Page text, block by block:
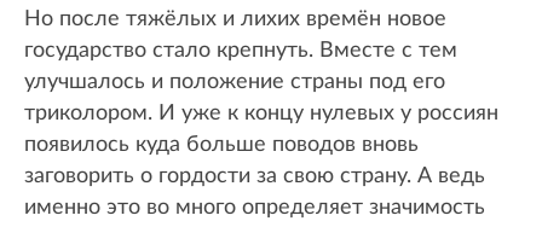
Но после тяжёлых и лихих времён новое
государство стало крепнуть. Вместе с тем
улучшалось и положение страны под его
триколором. И уже к концу нулевых у россиян
появилось куда больше поводов вновь
заговорить о гордости за свою страну. А ведь
именно это во много определяет значимость